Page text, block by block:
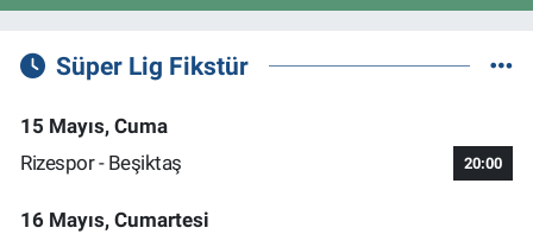
Süper Lig Fikstür
15 Mayıs, Cuma
Rizespor - Beşiktaş
20:00
16 Mayıs, Cumartesi